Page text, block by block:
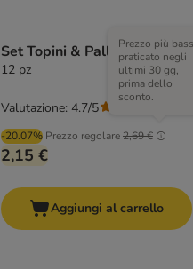
Set Topini & Palline
12 pz
-20.07% Prezzo regolare2,69 €
Prezzo più
praticato negli
ultimi 30 gg,
prima dello
sconto.
2,15 €
Valutazione: 4.7/5
Aggiungi al carrello